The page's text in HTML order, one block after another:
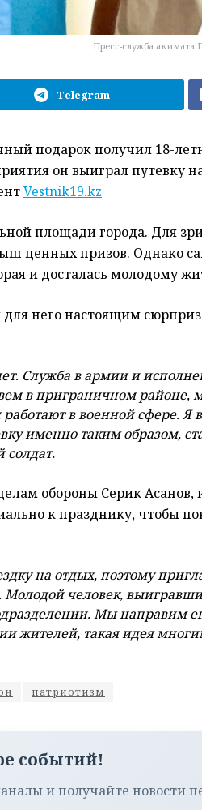
Пресс-служба акимата
Telegram
подарок получил 18-
он выиграл путевку
Vestnik19.kz
площади города. Для
ценных призов. Однако
и досталась молодому
для него настоящим
Служба в армии и
в приграничном районе,
в военной сфере. Я
именно таким образом,
обороны Серик Асанов,
к празднику, чтобы
на отдых, поэтому
человек,
Мы направим
жителей, такая идея
патриотизм
событий!
и получайте новости